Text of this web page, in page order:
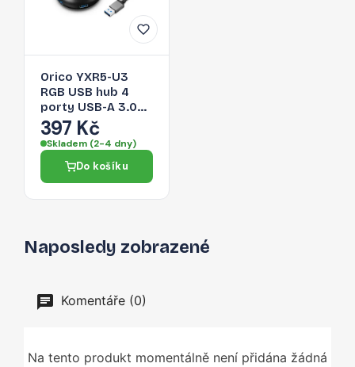
Orico YXR5-U3
RGB USB hub 4
porty USB-A 3.0
se čtečkou SD a
microSD karet 0,3
m – černý
397 Kč
Skladem (2-4 dny)
Do košíku
Naposledy zobrazené
Komentáře (0)
Na tento produkt momentálně není přidána žádná